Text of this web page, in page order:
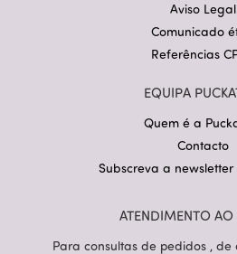
Aviso Legal
Comunicado
Referências
EQUIPA
Quem é a
Contacto
Subscreva a
ATENDIMENTO AO
Para consultas de pedidos , de